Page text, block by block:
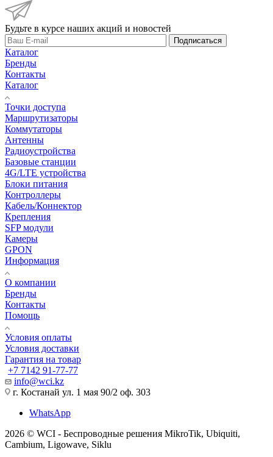
Будьте в курсе наших акций и новостей
Подписаться
Каталог
Бренды
Контакты
Каталог
Точки доступа
Маршрутизаторы
Коммутаторы
Антенны
Радиоустройства
Базовые станции
4G/LTE устройства
Блоки питания
Контроллеры
Кабель/Коннектор
Крепления
SFP модули
Камеры
GPON
Информация
О компании
Бренды
Контакты
Помощь
Условия оплаты
Условия доставки
Гарантия на товар
+7 7142 91-77-77
info@wci.kz
г. Костанай ул. 1 мая 90/2 оф. 303
WhatsApp
2026 © WCI - Беспроводные решения MikroTik, Ubiquiti,
Cambium, Ligowave, Siklu